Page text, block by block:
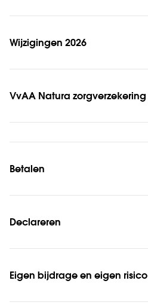
Wijzigingen 2026
VvAA Natura zorgverzekering
Betalen
Declareren
Eigen bijdrage en eigen risico